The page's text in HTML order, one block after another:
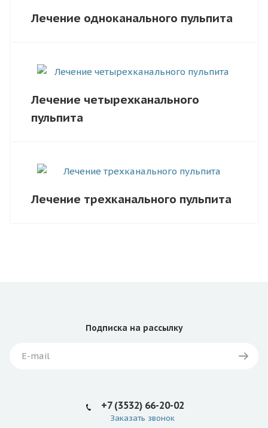
Лечение одноканального пульпита
Лечение четырехканального
пульпита
Лечение трехканального пульпита
Подписка на рассылку
+7 (3532) 66-20-02
Заказать звонок